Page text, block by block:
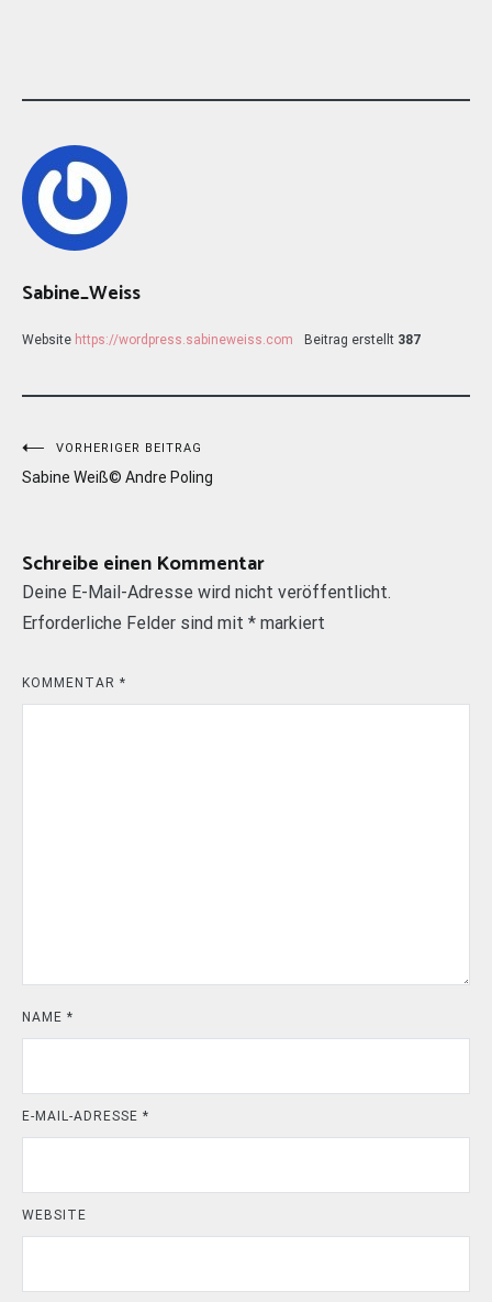
Sabine_Weiss
Website https://wordpress.sabineweiss.com Beitrag erstellt 387
Beitragsnavigation
VORHERIGER BEITRAG
Sabine Weiß© Andre Poling
Schreibe einen Kommentar
Deine E-Mail-Adresse wird nicht veröffentlicht.
Erforderliche Felder sind mit * markiert
KOMMENTAR *
NAME *
E-MAIL-ADRESSE *
WEBSITE